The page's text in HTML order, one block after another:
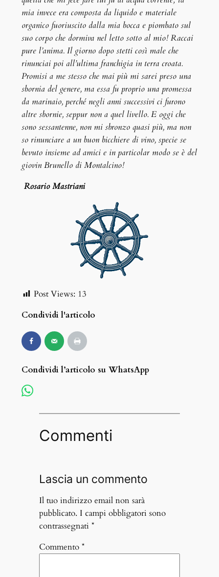
mia invece era composta da liquido e materiale
organico fuoriuscito dalla mia bocca e piombato sul
suo corpo che dormiva nel letto sotto al mio! Raccai
pure l’anima. Il giorno dopo stetti così male che
rinunciai poi all’ultima franchigia in terra croata.
Promisi a me stesso che mai più mi sarei preso una
sbornia del genere, ma essa fu proprio una promessa
da marinaio, perché negli anni successivi ci furono
altre sbornie, seppur non a quel livello. E oggi che
sono sessantenne, non mi sbronzo quasi più, ma non
so rinunciare a un buon bicchiere di vino, specie se
bevuto insieme ad amici e in particolar modo se è del
giovin Brunello di Montalcino!
Rosario Mastriani
Post Views: 13
Condividi l'articolo
Condividi l’articolo su WhatsApp
Commenti
Lascia un commento
Il tuo indirizzo email non sarà
pubblicato. I campi obbligatori sono
contrassegnati *
Commento *